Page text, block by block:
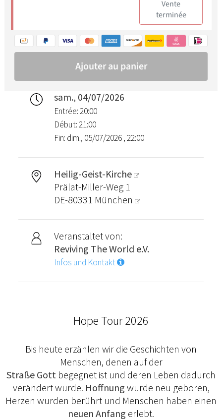
sam., 04/07/2026
Entrée: 20:00
Début: 21:00
Fin: dim., 05/07/2026 , 22:00
Heilig-Geist-Kirche
Prälat-Miller-Weg 1
DE-80331 München
Veranstaltet von:
Reviving The World e.V.
Infos und Kontakt
Hope Tour 2026
Bis heute erzählen wir die Geschichten von
Menschen, denen auf der
Straße Gott begegnet ist und deren Leben dadurch
verändert wurde. Hoffnung wurde neu geboren,
Herzen wurden berührt und Menschen haben einen
neuen Anfang erlebt.